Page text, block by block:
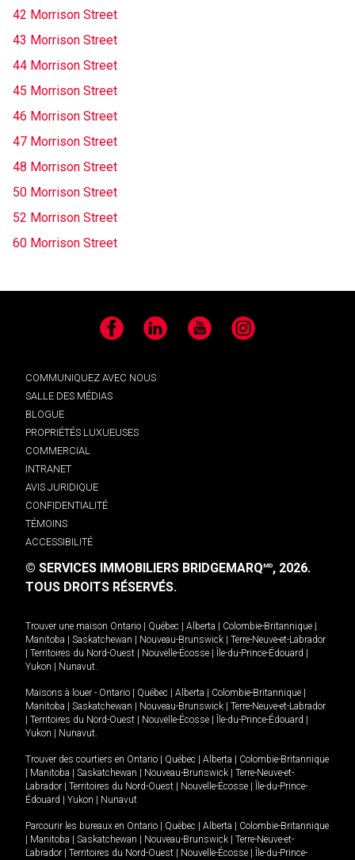
42 Morrison Street
43 Morrison Street
44 Morrison Street
45 Morrison Street
46 Morrison Street
47 Morrison Street
48 Morrison Street
50 Morrison Street
52 Morrison Street
60 Morrison Street
Facebook LinkedIn YouTube Instagram
COMMUNIQUEZ AVEC NOUS
SALLE DES MÉDIAS
BLOGUE
PROPRIÉTÉS LUXUEUSES
COMMERCIAL
INTRANET
AVIS JURIDIQUE
CONFIDENTIALITÉ
TÉMOINS
ACCESSIBILITÉ
© SERVICES IMMOBILIERS BRIDGEMARQMD, 2026.
TOUS DROITS RÉSERVÉS.
Trouver une maison Ontario Québec Alberta Colombie-Britannique
Manitoba
Saskatchewan Nouveau-Brunswick
Terre-Neuve-et-Labrador
Territoires du Nord-Ouest Nouvelle-Écosse Île-du-Prince-Édouard
Yukon
Nunavut.
Maisons à louer - Ontario Québec Alberta Colombie-Britannique
Manitoba
Saskatchewan Nouveau-Brunswick
Terre-Neuve-et-Labrador
Territoires du Nord-Ouest Nouvelle-Écosse Île-du-Prince-Édouard
Yukon
Nunavut.
Trouver des courtiers en Ontario Québec Alberta
Colombie-Britannique
Manitoba Saskatchewan Nouveau-Brunswick
Terre-Neuve-et-
Labrador
Territoires du Nord-Ouest Nouvelle-Écosse
Île-du-Prince-
Édouard
Yukon Nunavut
Parcourir les bureaux en Ontario Québec Alberta
Colombie-Britannique
Manitoba Saskatchewan Nouveau-Brunswick
Terre-Neuve-et-
Labrador
Territoires du Nord-Ouest Nouvelle-Écosse
Île-du-Prince-